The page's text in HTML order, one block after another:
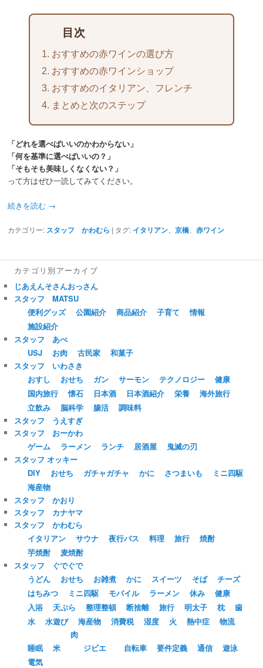
目次
1. おすすめの赤ワインの選び方
2. おすすめの赤ワインショップ
3. おすすめのイタリアン、フレンチ
4. まとめと次のステップ
「どれを選べばいいのかわからない」
「何を基準に選べばいいの？」
「そもそも美味しくなくない？」
って方はぜひ一読してみてください。
続きを読む →
カテゴリー: スタッフ かわむら | タグ: イタリアン 、京橋 、赤ワイン
カテゴリ別アーカイブ
じあえんそさんおっさん
スタッフ MATSU
便利グッズ
公園紹介 商品紹介 子育て
情報
施設紹介
スタッフ あべ
USJ
お肉 古民家
和菓子
スタッフ いわさき
おすし
おせち ガン サーモン テクノロジー
健康
国内旅行
懐石 日本酒 日本酒紹介 栄養
海外旅行
立飲み
脳科学 腸活
調味料
スタッフ うえすぎ
スタッフ おーかわ
ゲーム
ラーメン ランチ 居酒屋
鬼滅の刃
スタッフ オッキー
DIY
おせち ガチャガチャ かに さつまいも
ミニ四駆
海産物
スタッフ かおり
スタッフ カナヤマ
スタッフ かわむら
イタリアン
サウナ 夜行バス 料理 旅行
焼酎
芋焼酎
麦焼酎
スタッフ ぐでぐで
うどん
おせち お雑煮 かに スイーツ そば
チーズ
はちみつ
ミニ四駆 モバイル ラーメン 休み
健康
入浴
天ぷら 整理整頓 断捨離 旅行 明太子 枕
歯
水
水遊び 海産物 消費税 湿度 火 熱中症 物流
睡眠 米
肉
ジビエ
自転車 要件定義 通信
遊泳
電気